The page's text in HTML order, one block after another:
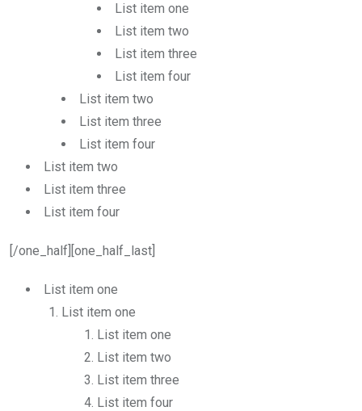
List item one
List item two
List item three
List item four
List item two
List item three
List item four
List item two
List item three
List item four
[/one_half][one_half_last]
List item one
List item one
List item one
List item two
List item three
List item four